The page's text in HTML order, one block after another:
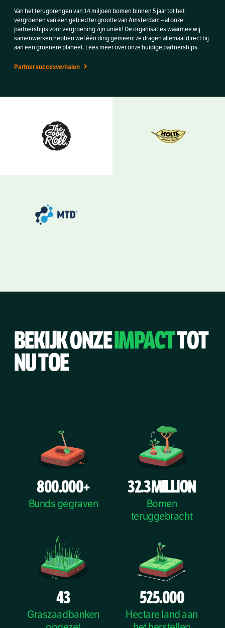
Van het terugbrengen van 14 miljoen bomen binnen 5 jaar tot het
vergroenen van een gebied ter grootte van Amsterdam – al onze
partnerships voor vergroening zijn uniek! De organisaties waarmee wij
samenwerken hebben wel één ding gemeen: ze dragen allemaal direct bij
aan een groenere planeet. Lees meer over onze huidige partnerships.
Partner succesverhalen
BEKIJK ONZEIMPACTTOT
NU TOE
800.000+
Bunds gegraven
32.3 MILLION
Bomen
teruggebracht
43
Graszaadbanken
525.000
Hectare land aan